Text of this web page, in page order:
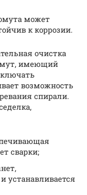
может
к коррозии.
очистка
имеющий
возможность
спирали.
сварки;
устанавливается